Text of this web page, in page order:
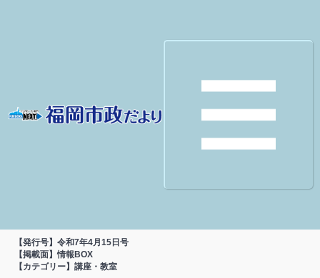
【発行号】令和7年4月15日号
【掲載面】情報BOX
【カテゴリー】講座・教室